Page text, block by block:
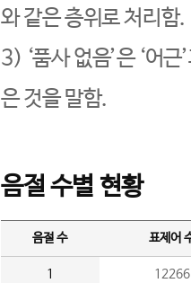
와 같은 층위로 처리함.
3) ‘품사 없음’은 ‘어
은 것을 말함.
음절 수별 현황
음절 수 표제어
1 12266